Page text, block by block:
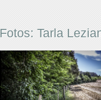
Fotos: Tarla